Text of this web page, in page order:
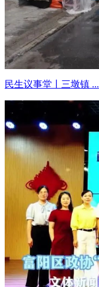
民生议事堂丨三墩镇 ...